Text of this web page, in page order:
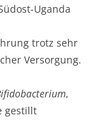
Uganda
trotz sehr
Versorgung.
,
gestillt